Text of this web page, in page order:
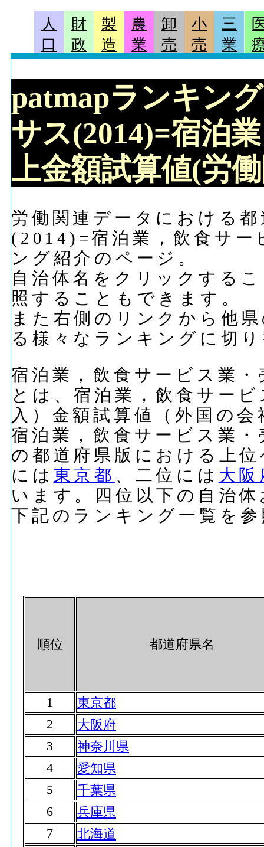
人
口
財
政
製
造
農
業
卸
売
小
売
三
業
patmapランキン
サス(2014)=宿泊
上金額試算値(労
労働関連データにおける
(2014)=宿泊業，飲食サー
ング紹介のページ。
自治体名をクリックする
照することもできます。
また右側のリンクから他
る様々なランキングに切
宿泊業，飲食サービス業
とは、宿泊業，飲食サー
入）金額試算値（外国の
宿泊業，飲食サービス業
の都道府県版における上
には 東京都 、二位には 大阪
います。四位以下の自治
下記のランキング一覧を
順位 都道府県名
1
東京都
2
大阪府
3
神奈川県
4
愛知県
5
千葉県
6
兵庫県
7
北海道